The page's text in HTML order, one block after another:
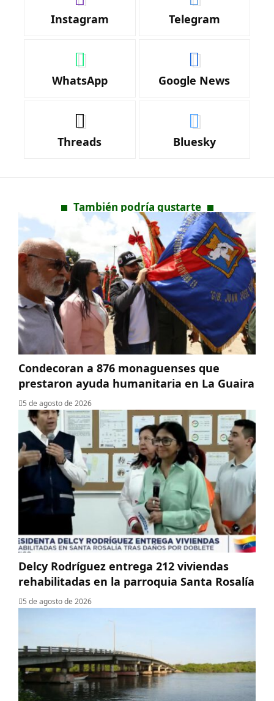
Instagram Telegram
WhatsApp Google News
Threads Bluesky
También podría gustarte
Condecoran a 876 monaguenses que
prestaron ayuda humanitaria en La Guaira
5 de agosto de 2026
Delcy Rodríguez entrega 212 viviendas
rehabilitadas en la parroquia Santa Rosalía
5 de agosto de 2026